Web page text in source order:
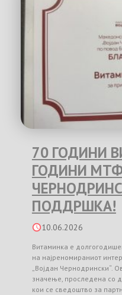
70 ГОДИНИ
ГОДИНИ МТФ
ПОДДРШКА!
10.06.2026
Витаминка е
на најреномираниот
„Војдан Чернодрински“.
значење, проследена со
кои се сведоштво за